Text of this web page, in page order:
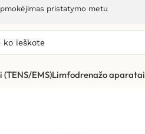
pristatymo metu
EMS)Limfodrenažo aparatai